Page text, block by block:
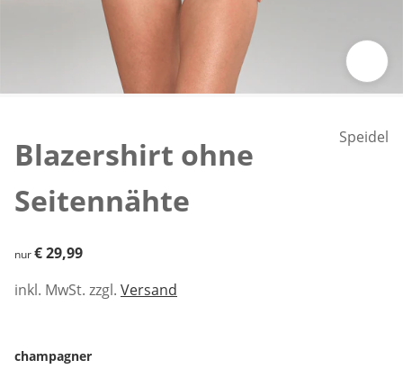
Blazershirt ohne
Seitennähte
€ 29,99
nur€ 29,99
inkl. MwSt. zzgl. Versand
Speidel
champagner